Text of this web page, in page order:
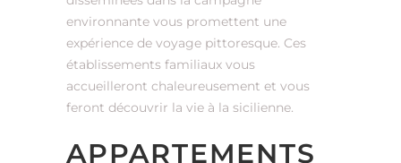
environnante vous promettent une
expérience de voyage pittoresque. Ces
établissements familiaux vous
accueilleront chaleureusement et vous
feront découvrir la vie à la sicilienne.
APPARTEMENTS